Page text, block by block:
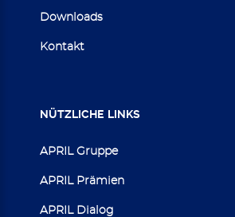
Downloads
Kontakt
NÜTZLICHE LINKS
APRIL Gruppe
APRIL Prämien
APRIL Dialog